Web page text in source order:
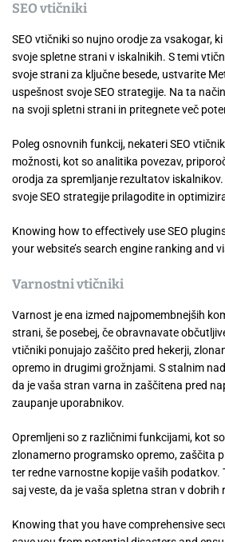
SEO vtičniki
SEO vtičniki so nujno orodje za vsakogar,
svoje spletne strani v iskalnikih. S temi
svoje strani za ključne besede, ustvarite
uspešnost svoje SEO strategije. Na ta
na svoji spletni strani in pritegnete več
Poleg osnovnih funkcij, nekateri SEO
možnosti, kot so analitika povezav,
orodja za spremljanje rezultatov
svoje SEO strategije prilagodite in
Knowing how to effectively use SEO
your website’s search engine ranking and
Varnostni vtičniki
Varnost je ena izmed najpomembnejših
strani, še posebej, če obravnavate
vtičniki ponujajo zaščito pred hekerji,
opremo in drugimi grožnjami. S stalnim
da je vaša stran varna in zaščitena pred
zaupanje uporabnikov.
Opremljeni so z različnimi funkcijami, kot
zlonamerno programsko opremo, zaščita
ter redne varnostne kopije vaših podatkov.
saj veste, da je vaša spletna stran v dobrih
Knowing that you have comprehensive